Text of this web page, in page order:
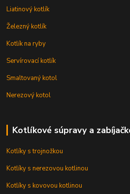
Liatinový kotlík
Železný kotlík
Kotlík na ryby
Servírovací kotlík
Smaltovaný kotol
Nerezový kotol
Kotlíkové súpravy a
Kotlíky s trojnožkou
Kotlíky s nerezovou kotlinou
Kotlíky s kovovou kotlinou